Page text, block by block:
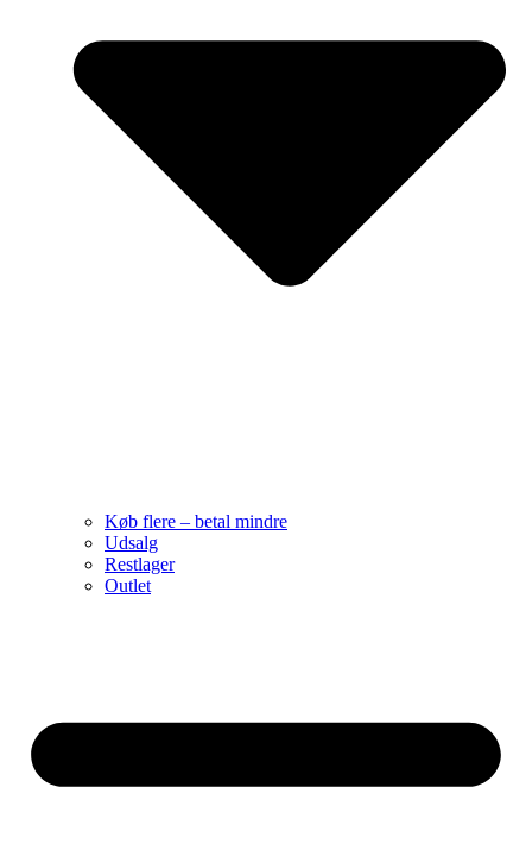
Køb flere – betal mindre
Udsalg
Restlager
Outlet